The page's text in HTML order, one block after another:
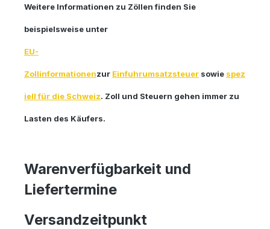
Weitere Informationen zu Zöllen finden Sie
beispielsweise unter
EU-
Zollinformationenzur Einfuhrumsatzsteuer sowie spez
iell für die Schweiz. Zoll und Steuern gehen immer zu
Lasten des Käufers.
Warenverfügbarkeit und
Liefertermine
Versandzeitpunkt